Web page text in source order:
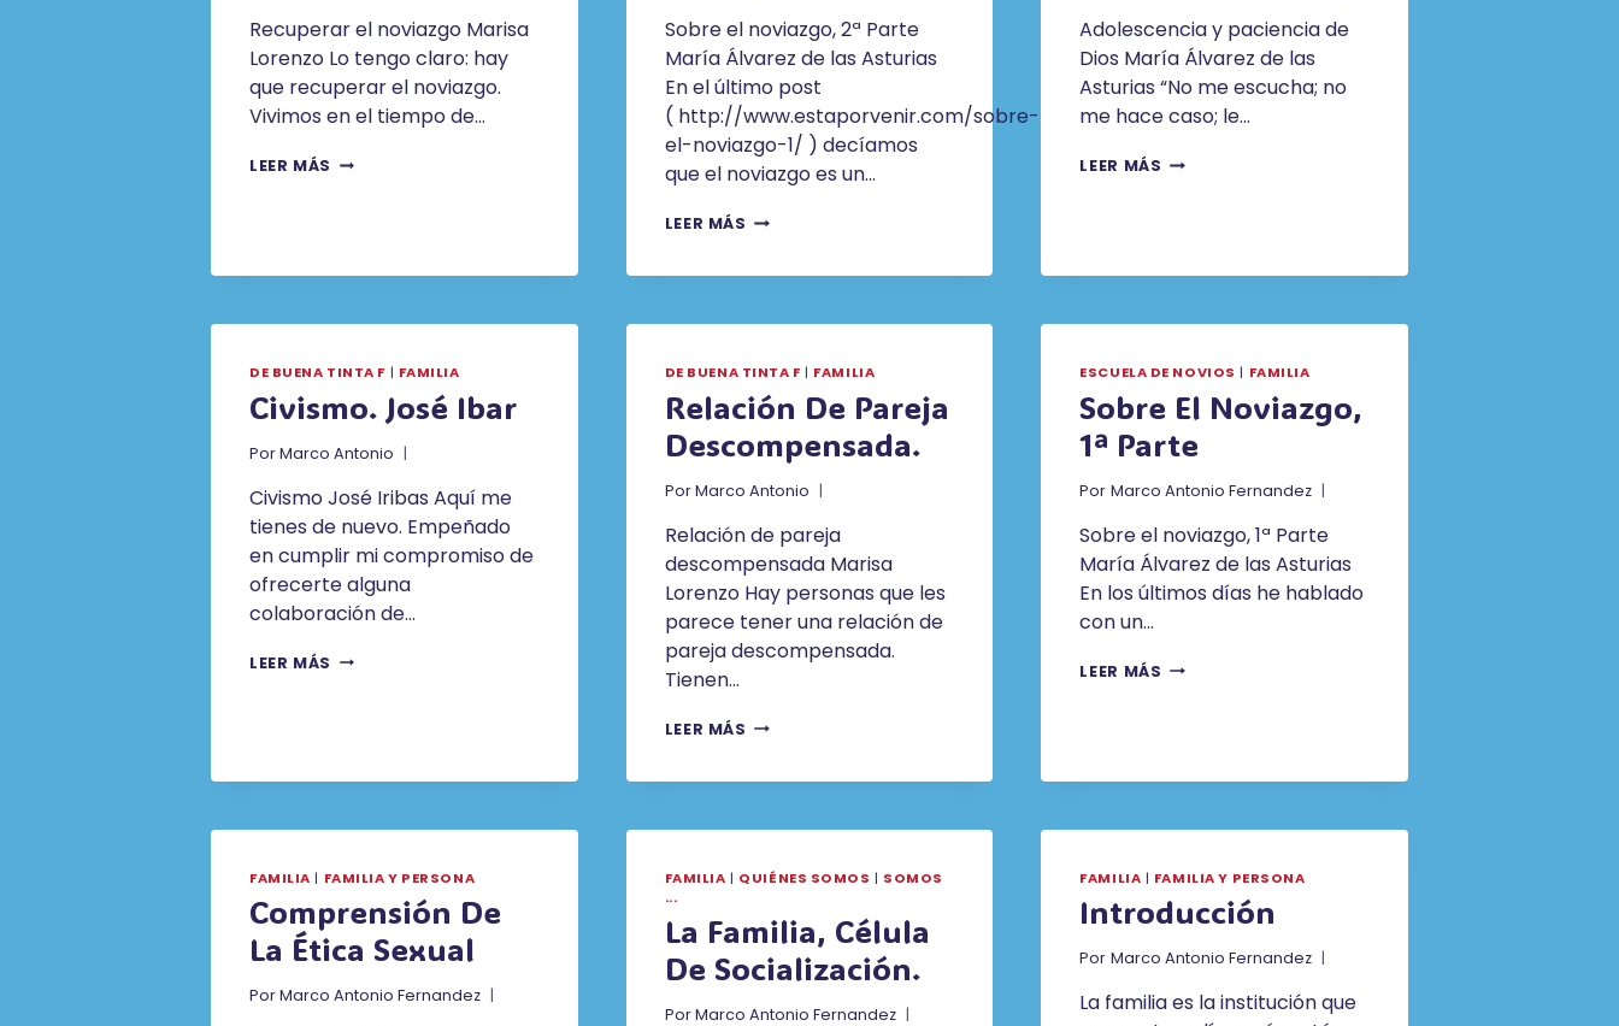
Recuperar el noviazgo Marisa
Lorenzo Lo tengo claro: hay
que recuperar el noviazgo.
Vivimos en el tiempo de…
LEER MÁS HAY
MARISA
Sobre el noviazgo, 2ª Parte
María Álvarez de las Asturias
En el último post
( http://www.estaporvenir.com/sobre-
el-noviazgo-1/ ) decíamos
que el noviazgo es un…
LEER MÁS SOBRE
DE
LAS
ASTURIAS
Adolescencia y paciencia de
Dios María Álvarez de las
Asturias “No me escucha; no
me hace caso; le…
LEER MÁS ADOLESCENCIA
MARÍA
DE
ASTURIAS
DE BUENA TINTA F| FAMILIA
Civismo. José Ibar
PorMarco Antonio
Civismo José Iribas Aquí me
tienes de nuevo. Empeñado
en cumplir mi compromiso de
ofrecerte alguna
colaboración de…
LEER MÁS CIVISMO.
DE BUENA TINTA F| FAMILIA
Relación De Pareja
Descompensada.
PorMarco Antonio
Relación de pareja
descompensada Marisa
Lorenzo Hay personas que les
parece tener una relación de
pareja descompensada.
Tienen…
LEER MÁS RELACIÓN
ESCUELA DE NOVIOS | FAMILIA
Sobre El Noviazgo,
1ª Parte
Por Marco Antonio Fernandez
Sobre el noviazgo, 1ª Parte
María Álvarez de las Asturias
En los últimos días he hablado
con un…
LEER MÁS SOBRE
FAMILIA | FAMILIA Y PERSONA
Comprensión De
La Ética Sexual
PorMarco Antonio Fernandez
FAMILIA | QUIÉNES SOMOS | SOMOS
...
La Familia, Célula
De Socialización.
PorMarco Antonio Fernandez
FAMILIA | FAMILIA Y PERSONA
Introducción
Por Marco Antonio Fernandez
La familia es la institución que